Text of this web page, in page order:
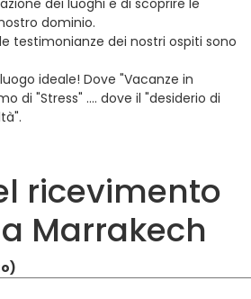
dei luoghi e di scoprire le
dominio.
testimonianze dei nostri ospiti sono
ideale! Dove "Vacanze in
di "Stress" .... dove il "desiderio di
ricevimento
Marrakech